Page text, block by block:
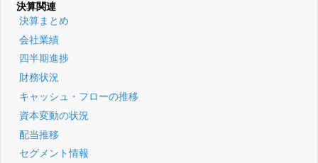
決算関連
決算まとめ
会社業績
四半期進捗
財務状況
キャッシュ・フローの推移
資本変動の状況
配当推移
セグメント情報